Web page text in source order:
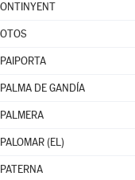
ONTINYENT
OTOS
PAIPORTA
PALMA DE GANDÍA
PALMERA
PALOMAR (EL)
PATERNA